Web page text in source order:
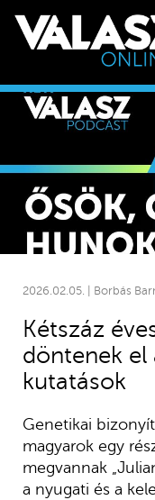
2026.02.05. | Borbás
Kétszáz
döntenek el
kutatások
Genetikai
magyarok egy
megvannak
a nyugati és a